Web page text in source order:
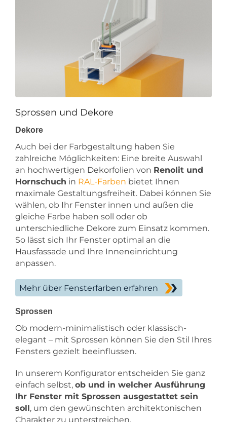
Sprossen und Dekore
Dekore
Auch bei der Farbgestaltung haben Sie
zahlreiche Möglichkeiten: Eine breite Auswahl
an hochwertigen Dekorfolien von Renolit und
Hornschuch in RAL-Farben bietet Ihnen
maximale Gestaltungsfreiheit. Dabei können Sie
wählen, ob Ihr Fenster innen und außen die
gleiche Farbe haben soll oder ob
unterschiedliche Dekore zum Einsatz kommen.
So lässt sich Ihr Fenster optimal an die
Hausfassade und Ihre Inneneinrichtung
anpassen.
Mehr über Fensterfarben erfahren
Sprossen
Ob modern-minimalistisch oder klassisch-
elegant – mit Sprossen können Sie den Stil Ihres
Fensters gezielt beeinflussen.
In unserem Konfigurator entscheiden Sie ganz
einfach selbst, ob und in welcher Ausführung
Ihr Fenster mit Sprossen ausgestattet sein
soll, um den gewünschten architektonischen
Charakter zu unterstreichen.